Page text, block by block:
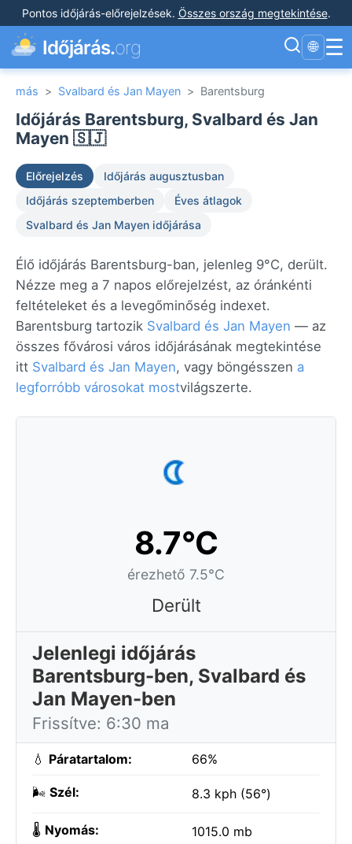
Pontos időjárás-előrejelzések. Összes ország megtekintése.
Időjárás.org 🌐 ☰
más > Svalbard és Jan Mayen > Barentsburg
Időjárás Barentsburg, Svalbard és Jan
Mayen 🇸🇯
Előrejelzés
Időjárás augusztusban
Időjárás szeptemberben
Éves átlagok
Svalbard és Jan Mayen időjárása
Élő időjárás Barentsburg-ban, jelenleg 9°C, derült.
Nézze meg a 7 napos előrejelzést, az óránkénti
feltételeket és a levegőminőség indexet.
Barentsburg tartozik Svalbard és Jan Mayen — az
összes fővárosi város időjárásának megtekintése
itt Svalbard és Jan Mayen, vagy böngésszen a
legforróbb városokat mostvilágszerte.
8.7°C
érezhető 7.5°C
Derült
Jelenlegi időjárás
Barentsburg-ben, Svalbard és
Jan Mayen-ben
Frissítve: 6:30 ma
💧 Páratartalom: 66%
🌬️ Szél: 8.3 kph (56°)
🌡️ Nyomás: 1015.0 mb